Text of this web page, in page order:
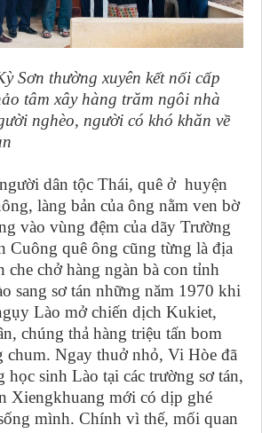
Sơn thường xuyên kết nối cấp
tâm xây hàng trăm ngôi nhà
nghèo, người có khó khăn về
dân tộc Thái, quê ở huyện
làng bản của ông nằm ven bờ
vào vùng đệm của dãy Trường
Cuông quê ông cũng từng là địa
che chở hàng ngàn bà con tỉnh
sang sơ tán những năm 1970 khi
Lào mở chiến dịch Kukiet,
chúng thả hàng triệu tấn bom
chum. Ngay thuở nhỏ, Vi Hòe đã
học sinh Lào tại các trường sơ tán,
Xiengkhuang mới có dịp ghé
mình. Chính vì thế, mối quan